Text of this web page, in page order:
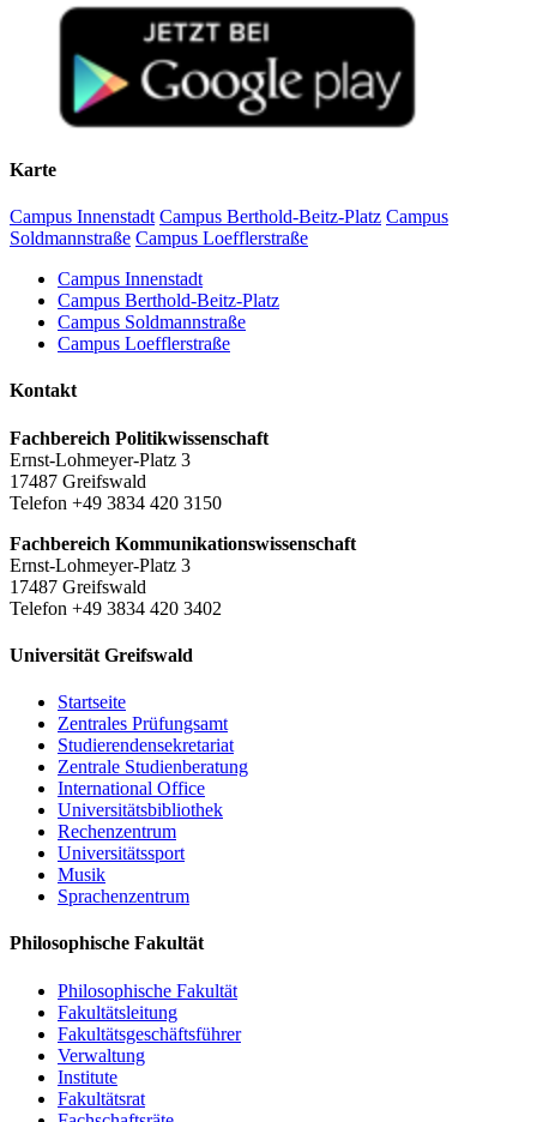
Karte
Campus Innenstadt Campus Berthold-Beitz-Platz Campus
Soldmannstraße Campus Loefflerstraße
Campus Innenstadt
Campus Berthold-Beitz-Platz
Campus Soldmannstraße
Campus Loefflerstraße
Kontakt
Fachbereich Politikwissenschaft
Ernst-Lohmeyer-Platz 3
17487 Greifswald
Telefon +49 3834 420 3150
Fachbereich Kommunikationswissenschaft
Ernst-Lohmeyer-Platz 3
17487 Greifswald
Telefon +49 3834 420 3402
Universität Greifswald
Startseite
Zentrales Prüfungsamt
Studierendensekretariat
Zentrale Studienberatung
International Office
Universitätsbibliothek
Rechenzentrum
Universitätssport
Musik
Sprachenzentrum
Philosophische Fakultät
Philosophische Fakultät
Fakultätsleitung
Fakultätsgeschäftsführer
Verwaltung
Institute
Fakultätsrat